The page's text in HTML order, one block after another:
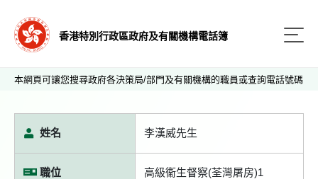
香港特別行政區政府及有關機構電話簿
本網頁可讓您搜尋政府各決策局/部門及有關機構的職員或查詢電話號碼
姓名 李漢威先生
職位 高級衞生督察(荃灣屠房)1